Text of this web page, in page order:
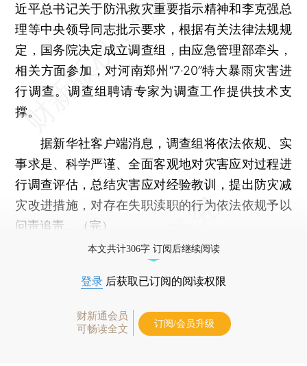
近平总书记关于防汛救灾重要指示精神和李克强总
理等中央领导同志批示要求，根据有关法律法规规
定，国务院决定成立调查组，由应急管理部牵头，
相关方面参加，对河南郑州“7·20”特大暴雨灾害进
行调查。调查组聘请专家为调查工作提供技术支
撑。
据新华社客户端消息，调查组将依法依规、实
事求是、科学严谨、全面客观地对灾害应对过程进
行调查评估，总结灾害应对经验教训，提出防灾减
灾改进措施，对存在失职渎职的行为依法依规予以
问责追责。（完）
本文共计306字 订阅后继续阅读
登录 后获取已订阅的阅读权限
财新通会员
可畅读全文
订阅/会员升级